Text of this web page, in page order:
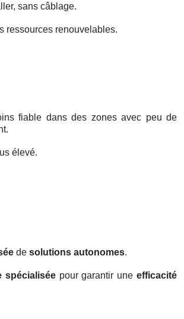
sans câblage.
ressources renouvelables.
fiable dans des zones avec peu de
élevé.
de solutions autonomes.
spécialiséepour garantir uneefficacité